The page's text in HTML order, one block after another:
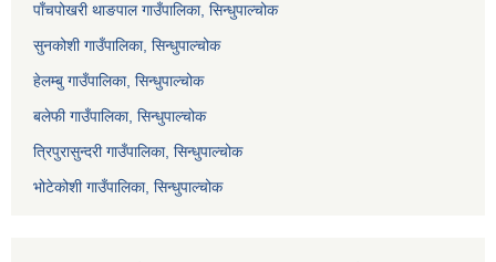
पाँचपोखरी थाङपाल गाउँपालिका, सिन्धुपाल्चोक
सुनकोशी गाउँपालिका, सिन्धुपाल्चोक
हेलम्बु गाउँपालिका, सिन्धुपाल्चोक
बलेफी गाउँपालिका, सिन्धुपाल्चोक
त्रिपुरासुन्दरी गाउँपालिका, सिन्धुपाल्चोक
भोटेकोशी गाउँपालिका, सिन्धुपाल्चोक